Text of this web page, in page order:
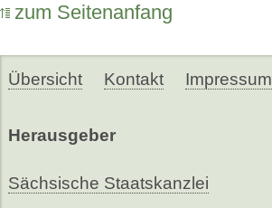
zum Seitenanfang
Übersicht Kontakt Impressum
Herausgeber
Sächsische Staatskanzlei